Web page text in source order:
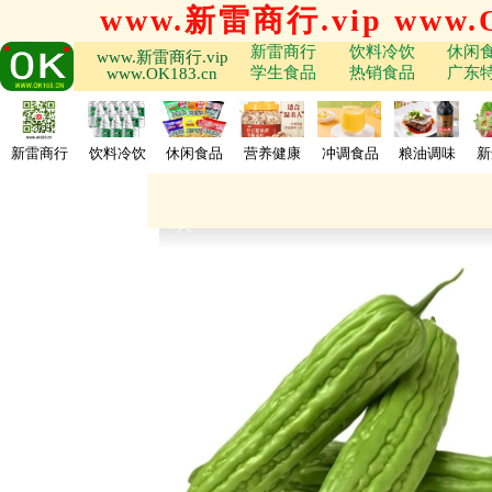
www.新雷商行.vip
www.新雷商行.vip
www.OK183.cn
新雷商行 饮料冷饮
休闲
学生食品
热销食品 广东
新雷商行 饮料冷饮 休闲食品 营养健康 冲调食品 粮油调味